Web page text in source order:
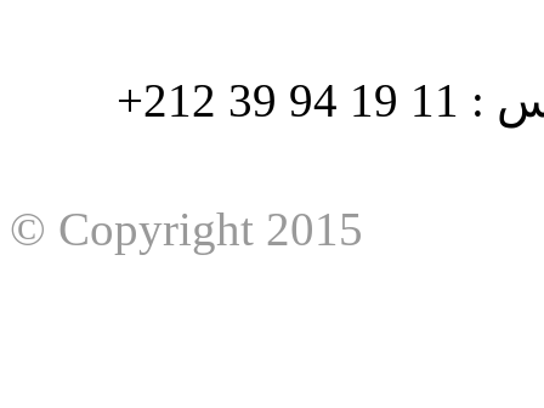
هاتف : 90/88 32 94 39 212+ فاكس : 11 19 94 39 212+
© Copyright 2015